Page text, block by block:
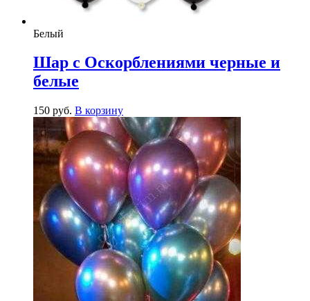
Белый
Шар с Оскорблениями черные и
белые
150 руб. В корзину